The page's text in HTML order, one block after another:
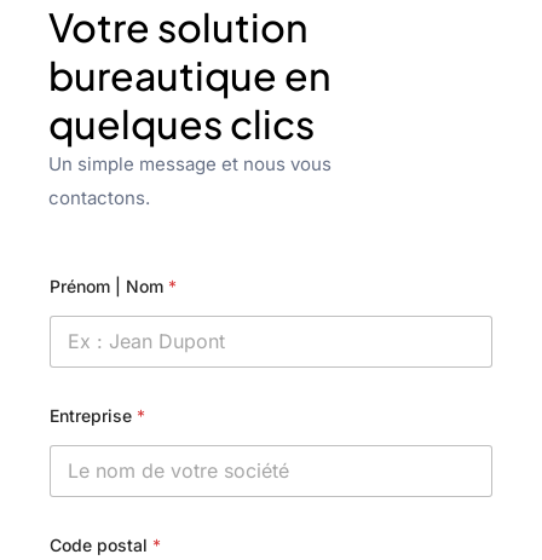
Votre solution
bureautique en
quelques clics
Un simple message et nous vous
contactons.
Prénom | Nom *
Entreprise *
Code postal *